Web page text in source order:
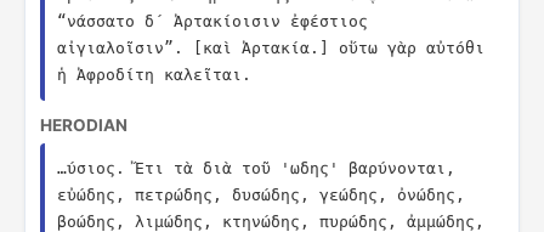
“νάσσατο δ´ Ἀρτακίοισιν ἐφέστιος
αἰγιαλοῖσιν”. [καὶ Ἀρτακία.] οὕτω γὰρ αὐτόθι
ἡ Ἀφροδίτη καλεῖται.
HERODIAN
…ύσιος. Ἔτι τὰ διὰ τοῦ 'ωδης' βαρύνονται,
εὐώδης, πετρώδης, δυσώδης, γεώδης, ὀνώδης,
βοώδης, λιμώδης, κτηνώδης, πυρώδης, ἀμμώδης,